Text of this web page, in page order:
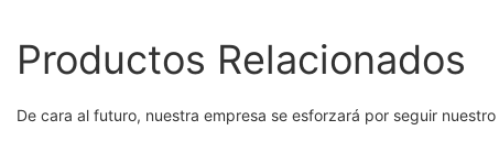
Productos Relacionados
De cara al futuro, nuestra empresa se esforzará por seguir